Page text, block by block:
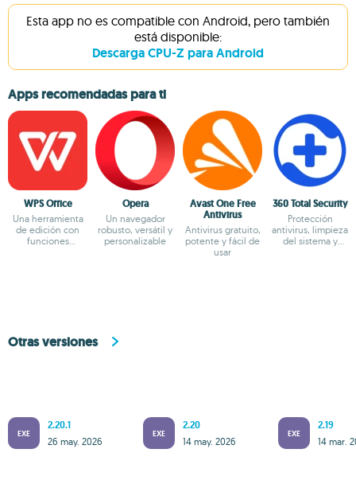
Esta app no es compatible con Android, pero también
está disponible:
Descarga CPU-Z para Android
Apps recomendadas para ti
WPS Office
Una herramienta
de edición con
funciones
Opera
Un navegador
robusto, versátil y
personalizable
Avast One Free
Antivirus
Antivirus gratuito,
potente y fácil de
usar
360 Total Security
Protección
antivirus, limpieza
del sistema y
Otras versiones
EXE
2.20.1
26 may. 2026
EXE
2.20
14 may. 2026
EXE
2.19
14 mar.